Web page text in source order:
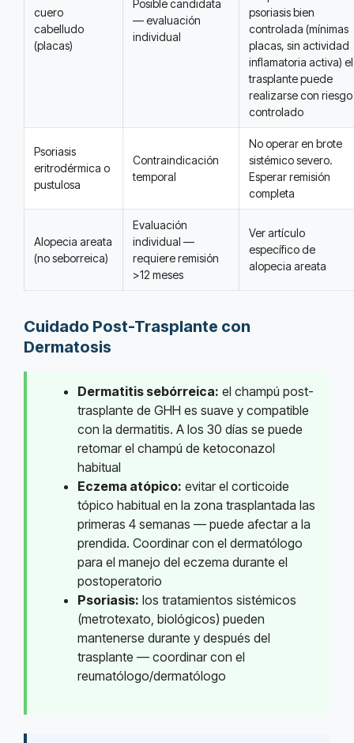
cuero
cabelludo
(placas)
Posible candidata
— evaluación
individual
psoriasis bien
controlada (mínimas
placas, sin actividad
inflamatoria activa) el
trasplante puede
realizarse con riesgo
controlado
Psoriasis
eritrodérmica o
pustulosa
Contraindicación
temporal
No operar en brote
sistémico severo.
Esperar remisión
completa
Alopecia areata
(no seborreica)
Evaluación
individual —
requiere remisión
>12 meses
Ver artículo
específico de
alopecia areata
Cuidado Post-Trasplante con
Dermatosis
Dermatitis sebórreica: el champú post-
trasplante de GHH es suave y compatible
con la dermatitis. A los 30 días se puede
retomar el champú de ketoconazol
habitual
Eczema atópico: evitar el corticoide
tópico habitual en la zona trasplantada las
primeras 4 semanas — puede afectar a la
prendida. Coordinar con el dermatólogo
para el manejo del eczema durante el
postoperatorio
Psoriasis: los tratamientos sistémicos
(metrotexato, biológicos) pueden
mantenerse durante y después del
trasplante — coordinar con el
reumatólogo/dermatólogo